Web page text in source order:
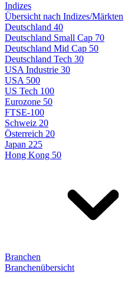
Indizes
Übersicht nach Indizes/Märkten
Deutschland 40
Deutschland Small Cap 70
Deutschland Mid Cap 50
Deutschland Tech 30
USA Industrie 30
USA 500
US Tech 100
Eurozone 50
FTSE-100
Schweiz 20
Österreich 20
Japan 225
Hong Kong 50
Branchen
Branchenübersicht